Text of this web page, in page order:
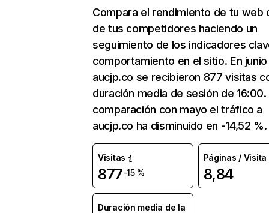
Compara el rendimiento de tu web
de tus competidores haciendo un
seguimiento de los indicadores
comportamiento en el sitio. En junio
aucjp.co se recibieron 877 visitas
duración media de sesión de 16:00.
comparación con mayo el tráfico a
aucjp.co ha disminuido en -14,52 %.
Visitas
877-15 %
Páginas / Visita
8,84
Duración media de la